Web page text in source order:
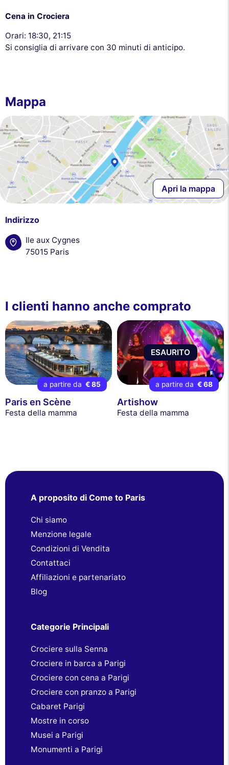
Cena in Crociera
Orari: 18:30, 21:15
Si consiglia di arrivare con 30 minuti di anticipo.
Mappa
Apri la mappa
Indirizzo
Ile aux Cygnes
75015 Paris
I clienti hanno anche comprato
a partire da € 85
Paris en Scène
Festa della mamma
ESAURITO
a partire da € 68
Artishow
Festa della mamma
A proposito di Come to Paris
Chi siamo
Menzione legale
Condizioni di Vendita
Contattaci
Affiliazioni e partenariato
Blog
Categorie Principali
Crociere sulla Senna
Crociere in barca a Parigi
Crociere con cena a Parigi
Crociere con pranzo a Parigi
Cabaret Parigi
Mostre in corso
Musei a Parigi
Monumenti a Parigi